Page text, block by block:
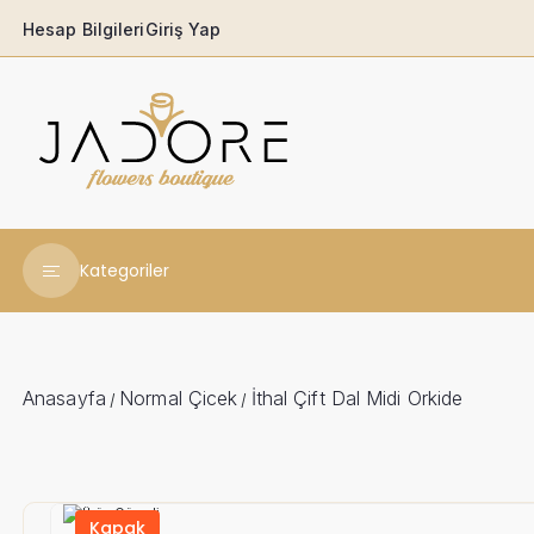
Hesap BilgileriGiriş Yap
Kategoriler
Babaya
Ferforjeler
Anasayfa / Normal Çicek / İthal Çift Dal Midi Orkide
Kapak